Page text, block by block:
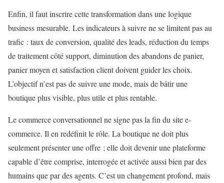
Enfin, il faut inscrire cette transformation dans une logique
business mesurable. Les indicateurs à suivre ne se limitent pas au
trafic : taux de conversion, qualité des leads, réduction du temps
de traitement côté support, diminution des abandons de panier,
panier moyen et satisfaction client doivent guider les choix.
L’objectif n’est pas de suivre une mode, mais de bâtir une
boutique plus visible, plus utile et plus rentable.
Le commerce conversationnel ne signe pas la fin du site e-
commerce. Il en redéfinit le rôle. La boutique ne doit plus
seulement présenter une offre ; elle doit devenir une plateforme
capable d’être comprise, interrogée et activée aussi bien par des
humains que par des agents. C’est un changement profond, mais